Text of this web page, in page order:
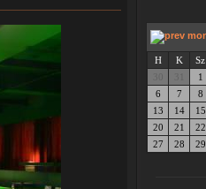
H
K Sz
1
6
7 8
13
14 15
20
21 22
27
28 29